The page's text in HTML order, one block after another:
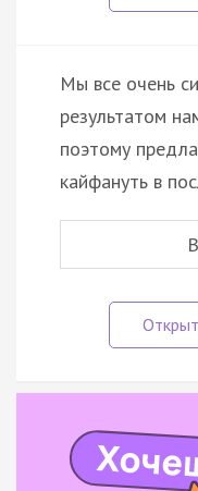
Мы все очень
результатом
поэтому
кайфануть в